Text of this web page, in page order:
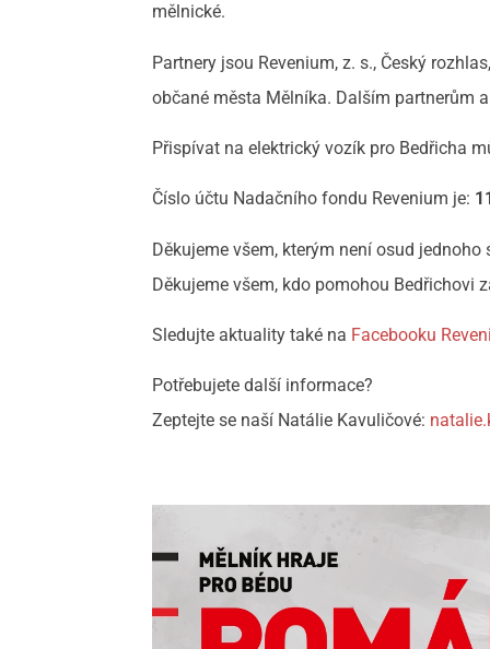
mělnické.
Partnery jsou Revenium, z. s., Český
občané města Mělníka. Dalším partnerům
Přispívat na elektrický vozík pro Bedřicha
Číslo účtu Nadačního fondu Revenium je:
Děkujeme všem, kterým není osud jednoho
Děkujeme všem, kdo pomohou
Sledujte aktuality také na Facebooku
Potřebujete další informace?
Zeptejte se naší Natálie Kavuličové: